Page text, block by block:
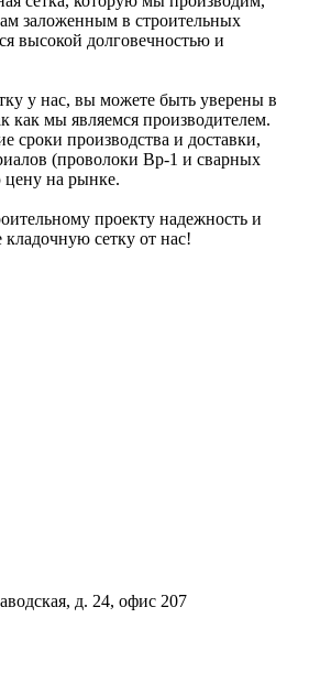
заложенным в строительных
высокой долговечностью и
у нас, вы можете быть уверены в
как мы являемся производителем.
сроки производства и доставки,
(проволоки Вр-1 и сварных
на рынке.
проекту надежность и
сетку от нас!
д. 24, офис 207